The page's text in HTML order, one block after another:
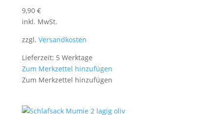
9,90 €
inkl. MwSt.
zzgl. Versandkosten
Lieferzeit: 5 Werktage
Zum Merkzettel hinzufügen
Zum Merkzettel hinzufügen